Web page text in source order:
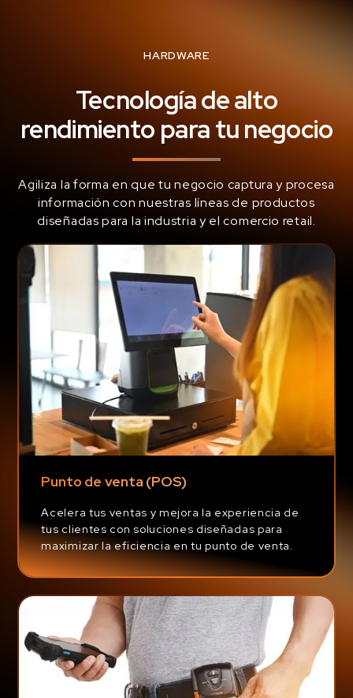
HARDWARE
Tecnología de alto
rendimiento para tu negocio
Agiliza la forma en que tu negocio captura y procesa
información con nuestras líneas de productos
diseñadas para la industria y el comercio retail.
Punto de venta (POS)
Acelera tus ventas y mejora la experiencia de
tus clientes con soluciones diseñadas para
maximizar la eficiencia en tu punto de venta.